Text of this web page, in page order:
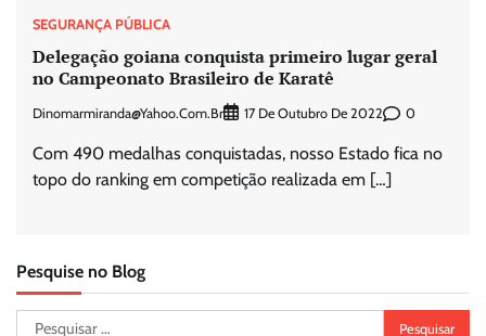
SEGURANÇA PÚBLICA
Delegação goiana conquista primeiro lugar geral
no Campeonato Brasileiro de Karatê
Dinomarmiranda@yahoo.com.br 17 De Outubro De 2022 0
Com 490 medalhas conquistadas, nosso Estado fica no
topo do ranking em competição realizada em […]
Pesquise no Blog
Pesquisar